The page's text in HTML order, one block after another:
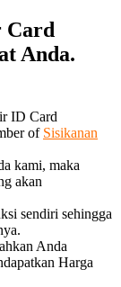
Card
Anda.
ID Card
of Sisikanan
kami, maka
akan
sendiri sehingga
Anda
Harga